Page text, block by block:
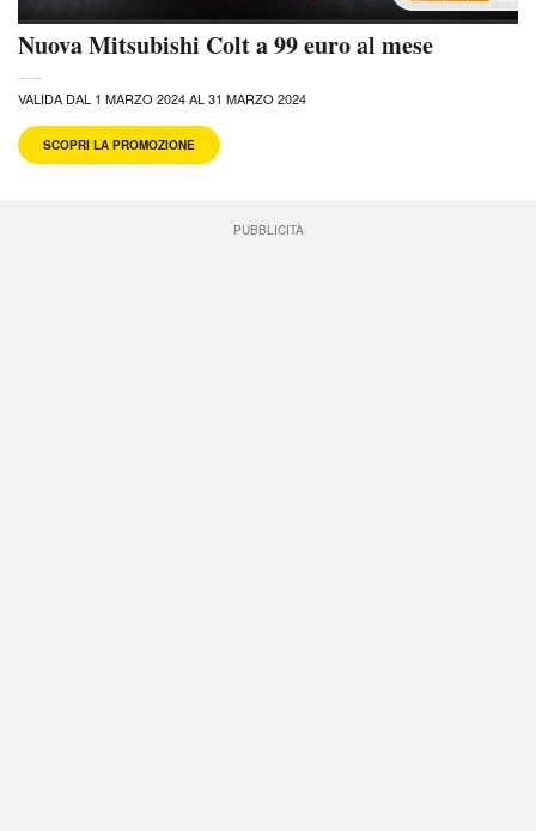
Nuova Mitsubishi Colt a 99 euro al mese
VALIDA DAL 1 MARZO 2024 AL 31 MARZO 2024
SCOPRI LA PROMOZIONE
PUBBLICITÀ